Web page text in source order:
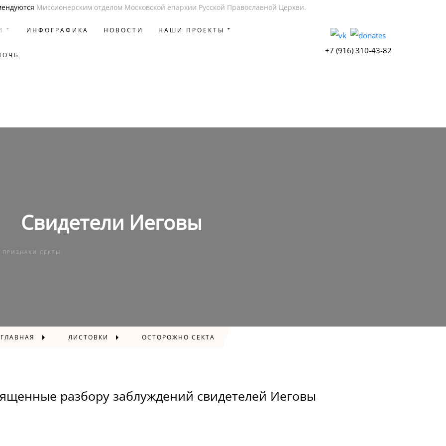
Миссионерским отделом Московской епархии Русской Православной Церкви.
ИНФОГРАФИКА НОВОСТИ НАШИ ПРОЕКТЫ
+7 (916) 310-43-82
Свидетели Иеговы
СЕКТЫ.
ГЛАВНАЯ ЛИСТОВКИ ОСТОРОЖНО СЕКТА
разбору заблуждений свидетелей Иеговы